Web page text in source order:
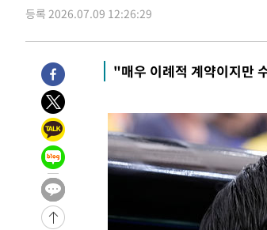
2시간 전 >"여기 떨어졌다"…다누리, 스페이스X 로켓
3시간 전 >손흥민, 5경기 연속골 실패…LAFC는 승
5시간 전 >
내일까지 39도 '펄펄'…기상청 "태풍 지나
-18918초 전 >
-18354초 전 >
[속보] 뉴욕증시, 혼조 출발…나스
-17147초 전 >
축구협회, 15년 전 심판 성 접대 파문
-15832초 전 >
경찰, '홍명보는 2순위' 결론냈던 스
-1428초 전 >
[속보]합참 "北 발사체는 단거리탄도
-1176초 전 >
日방위성, 北이 동해로 쏜 발사체는 탄
6분 전 >[속보] SKT, 에이닷 서비스 장애 발생…"원
등록 2026.07.09 12:26:29
"매우 이례적 계약이지만